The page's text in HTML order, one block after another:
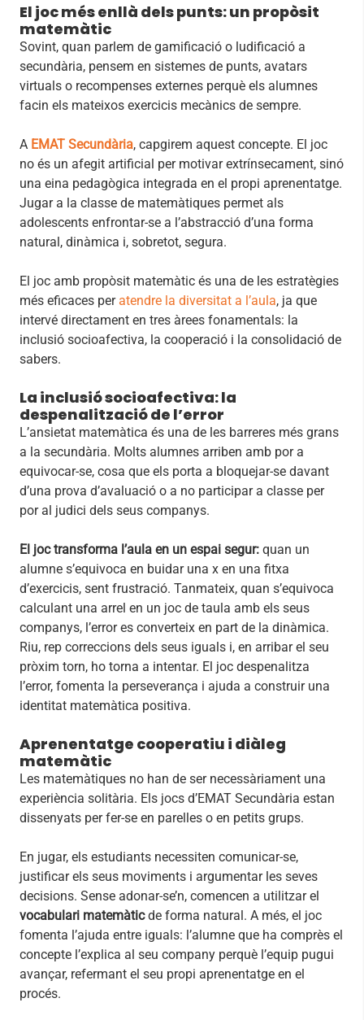
El joc més enllà dels punts: un propòsit
matemàtic
Sovint, quan parlem de gamificació o ludificació a
secundària, pensem en sistemes de punts, avatars
virtuals o recompenses externes perquè els alumnes
facin els mateixos exercicis mecànics de sempre.
A EMAT Secundària, capgirem aquest concepte. El joc
no és un afegit artificial per motivar extrínsecament, sinó
una eina pedagògica integrada en el propi aprenentatge.
Jugar a la classe de matemàtiques permet als
adolescents enfrontar-se a l’abstracció d’una forma
natural, dinàmica i, sobretot, segura.
El joc amb propòsit matemàtic és una de les estratègies
més eficaces peratendre la diversitat a l’aula, ja que
intervé directament en tres àrees fonamentals: la
inclusió socioafectiva, la cooperació i la consolidació de
sabers.
La inclusió socioafectiva: la
despenalització de l’error
L’ansietat matemàtica és una de les barreres més grans
a la secundària. Molts alumnes arriben amb por a
equivocar-se, cosa que els porta a bloquejar-se davant
d’una prova d’avaluació o a no participar a classe per
por al judici dels seus companys.
El joc transforma l’aula en un espai segur: quan un
alumne s’equivoca en buidar una x en una fitxa
d’exercicis, sent frustració. Tanmateix, quan s’equivoca
calculant una arrel en un joc de taula amb els seus
companys, l’error es converteix en part de la dinàmica.
Riu, rep correccions dels seus iguals i, en arribar el seu
pròxim torn, ho torna a intentar. El joc despenalitza
l’error, fomenta la perseverança i ajuda a construir una
identitat matemàtica positiva.
Aprenentatge cooperatiu i diàleg
matemàtic
Les matemàtiques no han de ser necessàriament una
experiència solitària. Els jocs d’EMAT Secundària estan
dissenyats per fer-se en parelles o en petits grups.
En jugar, els estudiants necessiten comunicar-se,
justificar els seus moviments i argumentar les seves
decisions. Sense adonar-se’n, comencen a utilitzar el
vocabulari matemàticde forma natural. A més, el joc
fomenta l’ajuda entre iguals: l’alumne que ha comprès el
concepte l’explica al seu company perquè l’equip pugui
avançar, refermant el seu propi aprenentatge en el
procés.